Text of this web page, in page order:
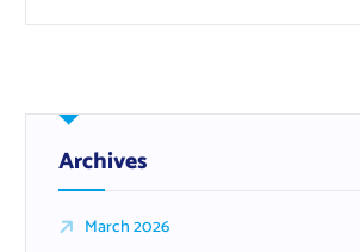
Archives
March 2026